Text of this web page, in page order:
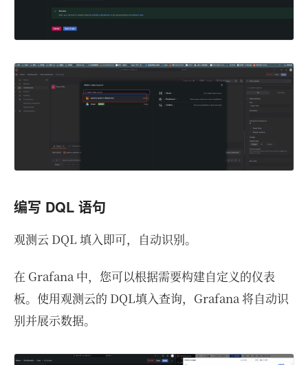
编写 DQL 语句
观测云 DQL 填入即可，自动识别。
在 Grafana 中，您可以根据需要构建自定义的仪表
板。使用观测云的 DQL填入查询，Grafana 将自动识
别并展示数据。